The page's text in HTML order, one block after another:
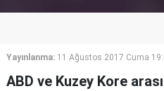
Yayınlanma: 11 Ağustos 2017 Cuma
ABD ve Kuzey Kore